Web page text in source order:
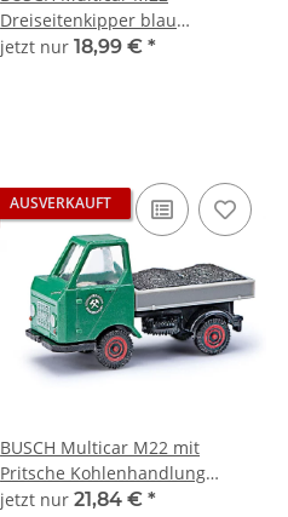
Dreiseitenkipper blau
211005502 Automodell 1:120
jetzt nur 18,99 € *
AUSVERKAUFT
BUSCH Multicar M22 mit
Pritsche Kohlenhandlung
211015506 Automodell 1:120
jetzt nur 21,84 € *